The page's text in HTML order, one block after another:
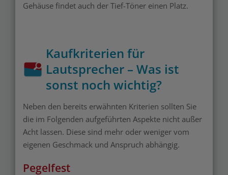
Gehäuse findet auch der Tief-Töner einen Platz.
Kaufkriterien für
Lautsprecher – Was ist
sonst noch wichtig?
Neben den bereits erwähnten Kriterien sollten Sie
die im Folgenden aufgeführten Aspekte nicht außer
Acht lassen. Diese sind mehr oder weniger vom
eigenen Geschmack und Anspruch abhängig.
Pegelfest